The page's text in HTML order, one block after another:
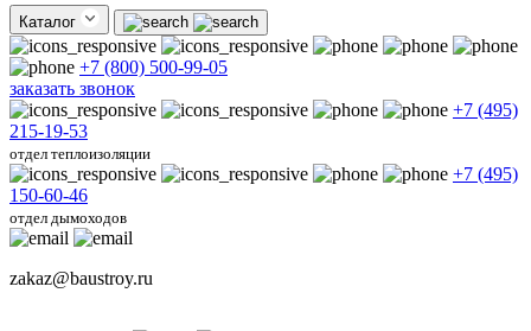
Каталог
+7 (800) 500-99-05
заказать звонок
+7 (495)
215-19-53
отдел теплоизоляции
+7 (495)
150-60-46
отдел дымоходов
zakaz@baustroy.ru